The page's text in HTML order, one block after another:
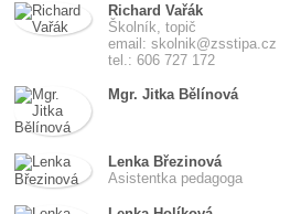
Richard Vařák
Školník, topič
email: skolnik@zsstipa.cz
tel.: 606 727 172
Mgr. Jitka Bělínová
Lenka Březinová
Asistentka pedagoga